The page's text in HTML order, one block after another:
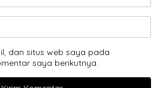
dan situs web saya pada
saya berikutnya.